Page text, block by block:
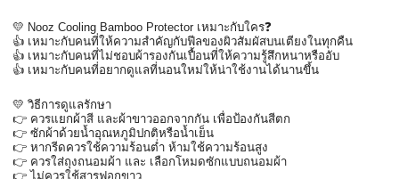
💛 Nooz Cooling Bamboo Protector เหมาะกับใคร❓
👍 เหมาะกับคนที่ให้ความสำคัญกับฟีลของผิวสัมผัสบนเตียงในทุกคืน
👍 เหมาะกับคนที่ไม่ชอบผ้ารองกันเปื้อนที่ให้ความรู้สึกหนาหรืออับ
👍 เหมาะกับคนที่อยากดูแลที่นอนใหม่ให้น่าใช้งานได้นานขึ้น
💛 วิธีการดูแลรักษา
👉 ควรแยกผ้าสี และผ้าขาวออกจากกัน เพื่อป้องกันสีตก
👉 ซักผ้าด้วยน้ำอุณหภูมิปกติหรือน้ำเย็น
👉 หากรีดควรใช้ความร้อนต่ำ ห้ามใช้ความร้อนสูง
👉 ควรใส่ถุงถนอมผ้า และ เลือกโหมดซักแบบถนอมผ้า
👉 ไม่ควรใช้สารฟอกขาว